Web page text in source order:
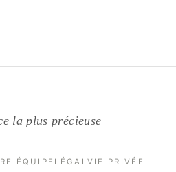
la plus précieuse
ÉQUIPE LÉGAL VIE PRIVÉE